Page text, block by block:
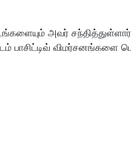
அவர் சந்தித்துள்ளார்.
பாசிட்டிவ் விமர்சனங்களை